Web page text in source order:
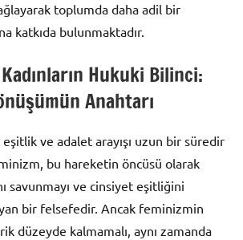
toplumda daha adil bir
katkıda bulunmaktadır.
Hukuki Bilinci:
Anahtarı
eşitlik ve adalet arayışı uzun bir süredir
bu hareketin öncüsü olarak
savunmayı ve cinsiyet eşitliğini
bir felsefedir. Ancak feminizmin
düzeyde kalmamalı, aynı zamanda